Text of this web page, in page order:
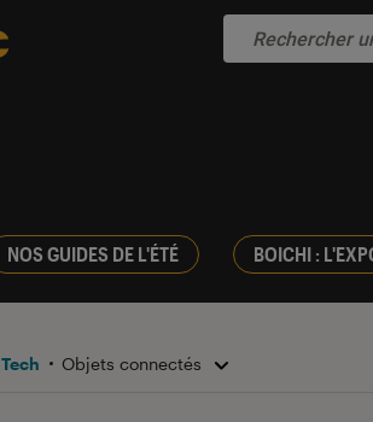
NOS GUIDES DE L'ÉTÉ BOICHI :
Tech Objets connectés